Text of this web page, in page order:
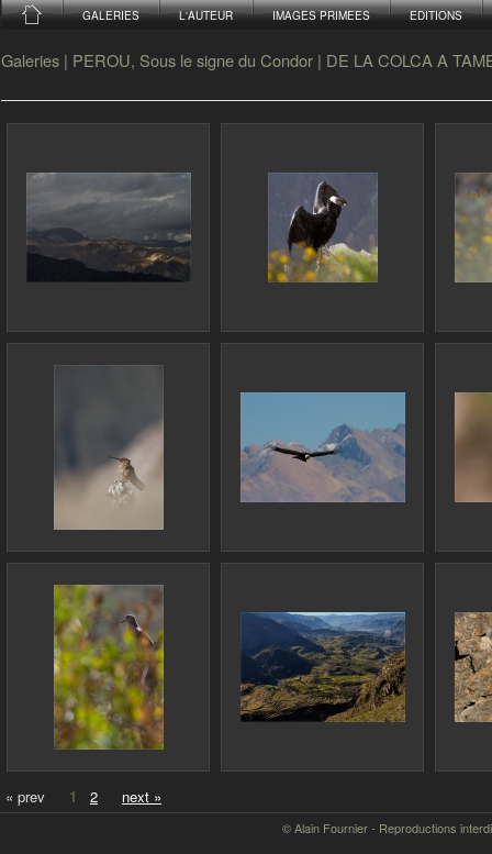
GALERIES L'AUTEUR IMAGES PRIMEES EDITIONS
Galeries | PEROU, Sous le signe du Condor | DE LA COLCA A
« prev 1 2 next »
© Alain Fournier - Reproductions